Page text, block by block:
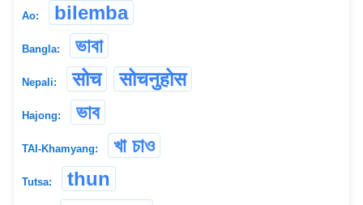
Ao: bilemba
Bangla: ভাবা
Nepali: सोच सोचनुहोस
Hajong: ভাব
TAI-Khamyang: খা চাও
Tutsa: thun